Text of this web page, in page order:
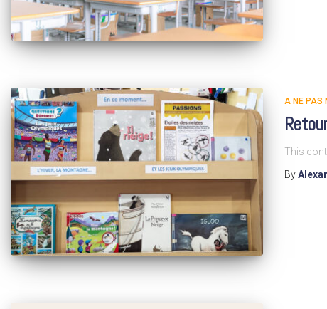
A NE PAS
This
By